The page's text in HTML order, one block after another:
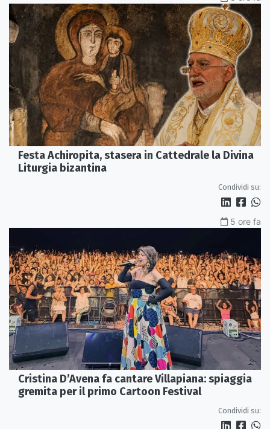
Festa Achiropita, stasera in Cattedrale la Divina
Liturgia bizantina
Condividi su:
5 ore fa
Cristina D’Avena fa cantare Villapiana: spiaggia
gremita per il primo Cartoon Festival
Condividi su: